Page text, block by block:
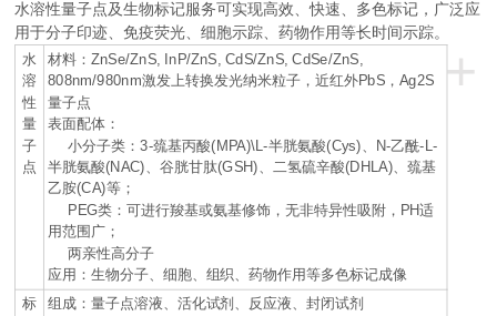
水溶性量子点及生物标记服务可实现高效、快速、多色标记，广泛应
用于分子印迹、免疫荧光、细胞示踪、药物作用等长时间示踪。
+
水
溶
性
量
子
点
材料：ZnSe/ZnS, InP/ZnS, CdS/ZnS, CdSe/ZnS,
808nm/980nm激发上转换发光纳米粒子，近红外PbS ，Ag2S
量子点
表面配体：
小分子类：3-巯基丙酸(MPA)\L-半胱氨酸(Cys) N-乙酰-L-
半胱氨酸(NAC)、谷胱甘肽(GSH)、二氢硫辛酸(DHLA)、巯基
乙胺(CA)等；
PEG类：可进行羧基或氨基修饰，无非特异性吸附， PH适
用范围广；
两亲性高分子
应用：生物分子、细胞、组织、药物作用等多色标记成像
标
组成：量子点溶液、活化试剂、反应液、封闭试剂